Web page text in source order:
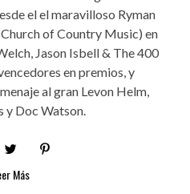
el el maravilloso Ryman
of Country Music) en
Jason Isbell & The 400
en premios, y
al gran Levon Helm,
y Doc Watson.
Más